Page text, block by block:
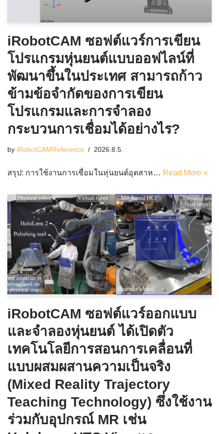
iRobotCAM ซอฟต์แวร์การเขียน
โปรแกรมหุ่นยนต์แบบออฟไลน์ที่
พัฒนาขึ้นในประเทศ สามารถก้าว
ข้ามข้อจำกัดของการเขียน
โปรแกรมและการจำลอง
กระบวนการเชื่อมได้อย่างไร?
by iRobotCAMReference 2026.8.5.
สรุป: การใช้งานการเชื่อมในหุ่นยนต์อุตสาห… Read More »
iRobotCAM ซอฟต์แวร์ออกแบบ
และจำลองหุ่นยนต์ ได้เปิดตัว
เทคโนโลยีการสอนการเคลื่อนที่
แบบผสมผสานความเป็นจริง
(Mixed Reality Trajectory
Teaching Technology) ซึ่งใช้งาน
ร่วมกับอุปกรณ์ MR เช่น